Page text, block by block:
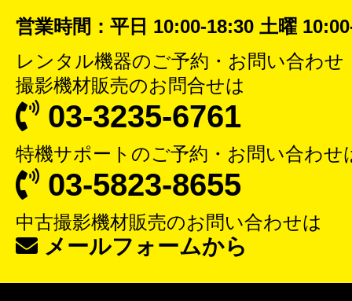
営業時間：平日 10:00-18:30 土曜
レンタル機器のご予約・お問い合わせ
撮影機材販売のお問合せは
03-3235-6761
特機サポート のご予約・お問い合わせ
03-5823-8655
中古撮影機材販売のお問い合わせは
メールフォームから